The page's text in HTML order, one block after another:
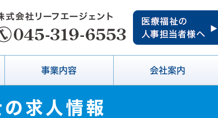
事業内容 会社案内
求人情報